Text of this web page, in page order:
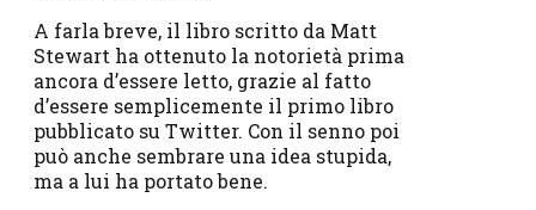
A farla breve, il libro scritto da Matt
Stewart ha ottenuto la notorietà prima
ancora d’essere letto, grazie al fatto
d’essere semplicemente il primo libro
pubblicato su Twitter. Con il senno poi
può anche sembrare una idea stupida,
ma a lui ha portato bene.